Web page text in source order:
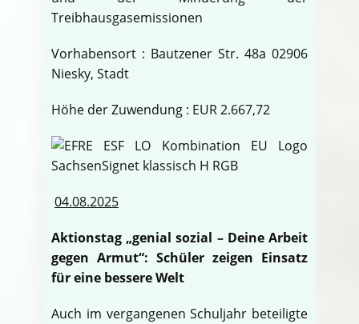
Treibhausgasemissionen
Vorhabensort : Bautzener Str. 48a 02906
Niesky, Stadt
Höhe der Zuwendung : EUR 2.667,72
04.08.2025
Aktionstag „genial sozial – Deine Arbeit
gegen Armut“: Schüler zeigen Einsatz
für eine bessere Welt
Auch im vergangenen Schuljahr beteiligte